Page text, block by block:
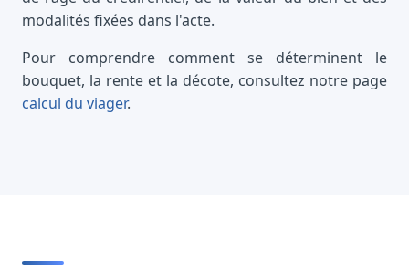
modalités fixées dans l'acte.
Pour comprendre comment se déterminent le
bouquet, la rente et la décote, consultez notre page
calcul du viager.